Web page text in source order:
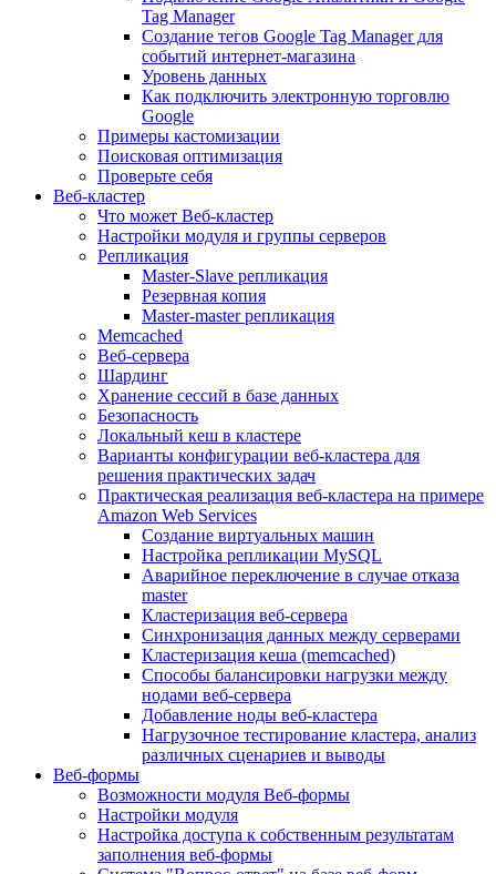
Tag Manager
Создание тегов Google Tag Manager для
событий интернет-магазина
Уровень данных
Как подключить электронную торговлю
Google
Примеры кастомизации
Поисковая оптимизация
Проверьте себя
Веб-кластер
Что может Веб-кластер
Настройки модуля и группы серверов
Репликация
Master-Slave репликация
Резервная копия
Master-master репликация
Memcached
Веб-сервера
Шардинг
Хранение сессий в базе данных
Безопасность
Локальный кеш в кластере
Варианты конфигурации веб-кластера для
решения практических задач
Практическая реализация веб-кластера на примере
Amazon Web Services
Создание виртуальных машин
Настройка репликации MySQL
Аварийное переключение в случае отказа
master
Кластеризация веб-сервера
Синхронизация данных между серверами
Кластеризация кеша (memcached)
Способы балансировки нагрузки между
нодами веб-сервера
Добавление ноды веб-кластера
Нагрузочное тестирование кластера, анализ
различных сценариев и выводы
Веб-формы
Возможности модуля Веб-формы
Настройки модуля
Настройка доступа к собственным результатам
заполнения веб-формы